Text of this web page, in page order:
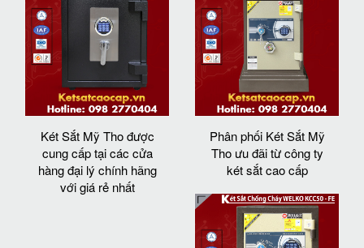
Két Sắt Mỹ Tho được
cung cấp tại các cửa
hàng đại lý chính hãng
với giá rẻ nhất
Phân phối Két Sắt Mỹ
Tho ưu đãi từ công ty
két sắt cao cấp